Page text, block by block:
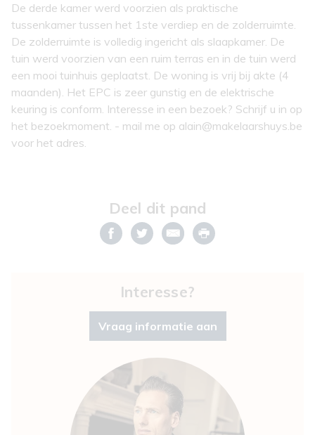
De derde kamer werd voorzien als praktische
tussenkamer tussen het 1ste verdiep en de zolderruimte.
De zolderruimte is volledig ingericht als slaapkamer. De
tuin werd voorzien van een ruim terras en in de tuin werd
een mooi tuinhuis geplaatst. De woning is vrij bij akte (4
maanden). Het EPC is zeer gunstig en de elektrische
keuring is conform. Interesse in een bezoek? Schrijf u in op
het bezoekmoment. - mail me op alain@makelaarshuys.be
voor het adres.
Deel dit pand
Interesse?
Vraag informatie aan